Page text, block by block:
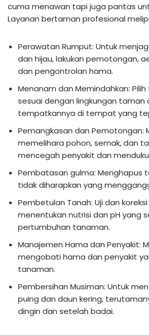
cuma menawan tapi juga pantas
Layanan bertaman profesional
Perawatan Rumput: Untuk
dan hijau, lakukan pemotongan,
dan pengontrolan hama.
Menanam dan Memindahkan:
sesuai dengan lingkungan taman
tempatkannya di tempat yang
Pemangkasan dan Pemotongan:
memelihara pohon, semak, dan
mencegah penyakit dan
Pembatasan gulma: Menghapus
tidak diharapkan yang
Pembetulan Tanah: Uji dan
menentukan nutrisi dan pH yang
pertumbuhan tanaman.
Manajemen Hama dan Penyakit:
mengobati hama dan penyakit
tanaman.
Pembersihan Musiman: Untuk
puing dan daun kering,
dingin dan setelah badai.